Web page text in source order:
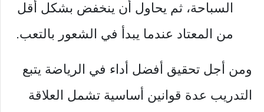
السباحة، ثم يحاول أن ينخفض بشكل أقل
من المعتاد عندما يبدأ في الشعور بالتعب.
ومن أجل تحقيق أفضل أداء في الرياضة يتبع
التدريب عدة قوانين أساسية تشمل العلاقة